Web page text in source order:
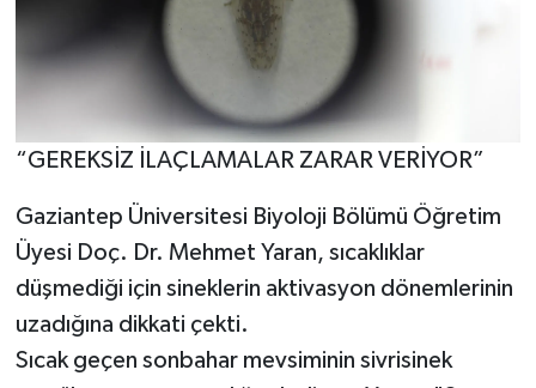
“GEREKSİZ İLAÇLAMALAR ZARAR VERİYOR”
Gaziantep Üniversitesi Biyoloji Bölümü Öğretim
Üyesi Doç. Dr. Mehmet Yaran, sıcaklıklar
düşmediği için sineklerin aktivasyon dönemlerinin
uzadığına dikkati çekti.
Sıcak geçen sonbahar mevsiminin sivrisinek